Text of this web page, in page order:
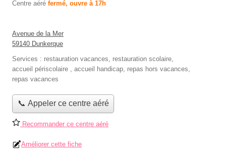
Centre aéré fermé, ouvre à 17h
Avenue de la Mer
59140 Dunkerque
Services : restauration vacances, restauration scolaire,
accueil périscolaire , accueil handicap, repas hors vacances,
repas vacances
📞 Appeler ce centre aéré
Recommander ce centre aéré
Améliorer cette fiche